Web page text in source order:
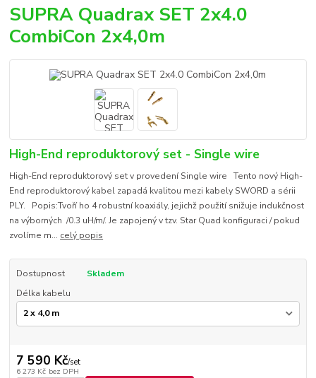
SUPRA Quadrax SET 2x4.0
CombiCon 2x4,0m
High-End reproduktorový set - Single wire
High-End reproduktorový set v provedení Single wire Tento nový High-
End reproduktorový kabel zapadá kvalitou mezi kabely SWORD a sérii
PLY. Popis:Tvoří ho 4 robustní koaxiály, jejichž použití snižuje indukčnost
na výborných /0.3 uH/m/. Je zapojený v tzv. Star Quad konfiguraci / pokud
zvolíme m... celý popis
Dostupnost
Skladem
Délka kabelu
7 590 Kč/set
6 273 Kč bez DPH